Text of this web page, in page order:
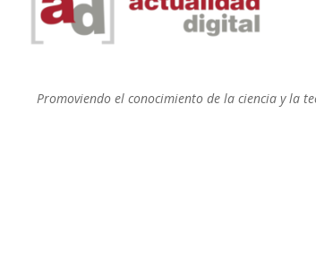
Promoviendo el conocimiento de la ciencia y la